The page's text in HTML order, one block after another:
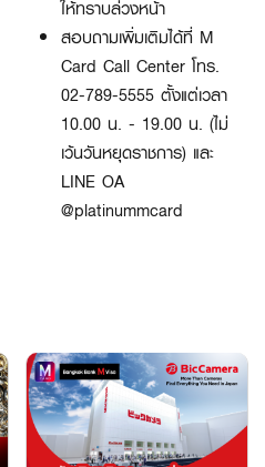
ให้ทราบล่วงหน้า
สอบถามเพิ่มเติมได้ที่ M
Card Call Center โทร.
02-789-5555 ตั้งแต่เวลา
10.00 น. - 19.00 น. (ไม่
เว้นวันหยุดราชการ) และ
LINE OA
@platinummcard